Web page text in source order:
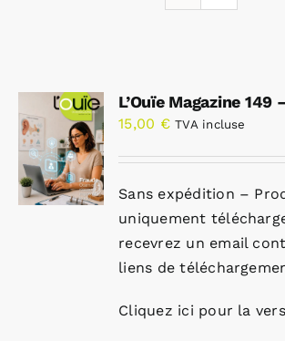
L’Ouïe Magazine 149
15,00 € TVA incluse
Sans expédition –
uniquement
recevrez un email
liens de
Cliquez ici pour la